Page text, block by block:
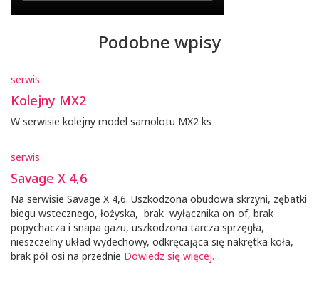
Podobne wpisy
serwis
Kolejny MX2
W serwisie kolejny model samolotu MX2 ks
serwis
Savage X 4,6
Na serwisie Savage X 4,6. Uszkodzona obudowa skrzyni, zębatki
biegu wstecznego, łożyska, brak wyłącznika on-of, brak
popychacza i snapa gazu, uszkodzona tarcza sprzęgła,
nieszczelny układ wydechowy, odkręcająca się nakrętka koła,
brak pół osi na przednie Dowiedz się więcej…